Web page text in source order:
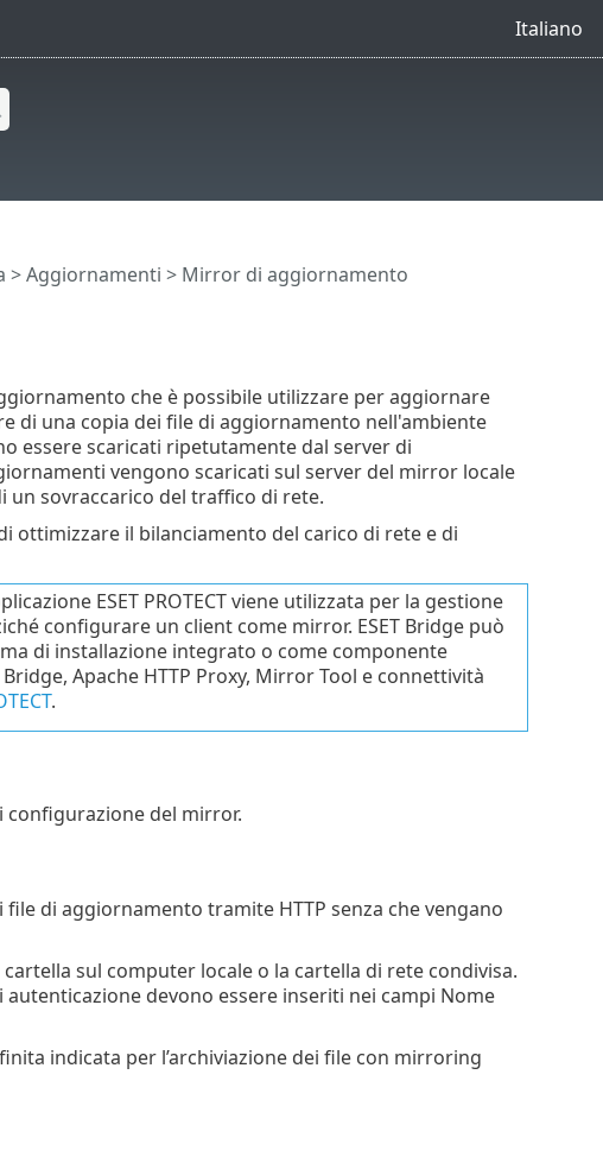
Italiano
>Aggiornamenti > Mirror di aggiornamento
che è possibile utilizzare per aggiornare
una copia dei file di aggiornamento nell'ambiente
essere scaricati ripetutamente dal server di
vengono scaricati sul server del mirror locale
sovraccarico del traffico di rete.
ottimizzare il bilanciamento del carico di rete e di
ESET PROTECT viene utilizzata per la gestione
configurare un client come mirror. ESET Bridge può
di installazione integrato o come componente
Apache HTTP Proxy, Mirror Tool e connettività
.
configurazione del mirror.
di aggiornamento tramite HTTP senza che vengano
sul computer locale o la cartella di rete condivisa.
devono essere inseriti nei campi Nome
indicata per l’archiviazione dei file con mirroring